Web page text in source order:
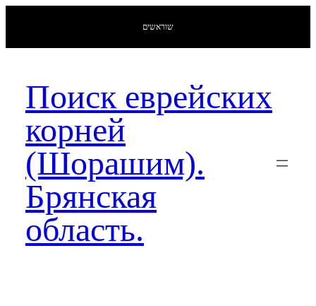
שוראשים
Поиск еврейских
корней
(Шорашим).
Брянская
область.